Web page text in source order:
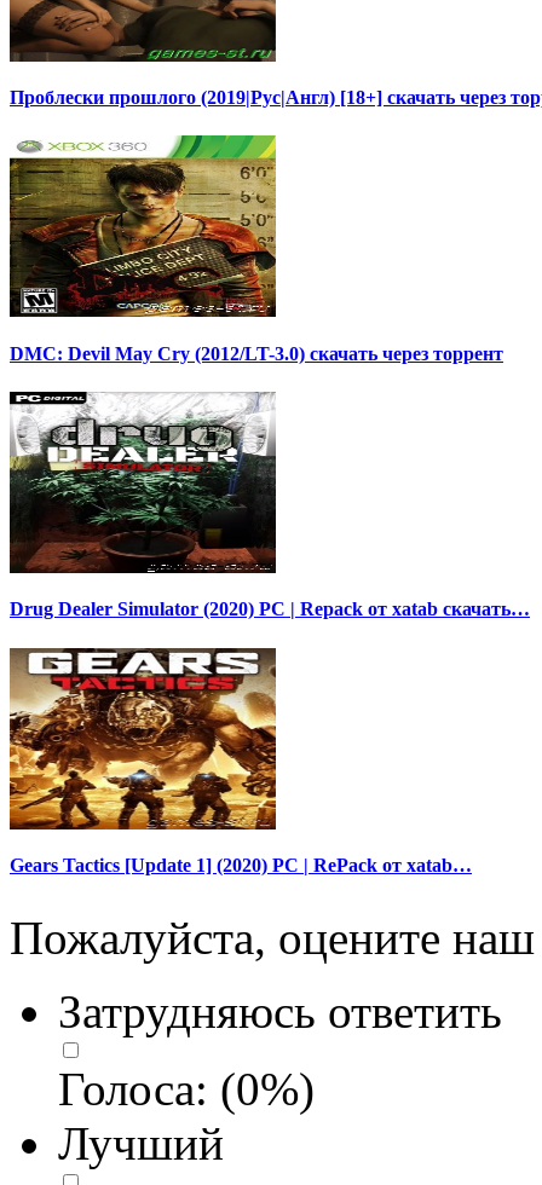
Проблески прошлого (2019|Рус|Англ) [18+] скачать через
DMC: Devil May Cry (2012/LT-3.0) скачать через торрент
Drug Dealer Simulator (2020) PC | Repack от xatab скачать…
Gears Tactics [Update 1] (2020) PC | RePack от xatab…
Пожалуйста, оцените наш
Затрудняюсь ответить
Голоса: (0%)
Лучший